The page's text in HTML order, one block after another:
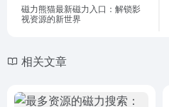
磁力熊猫最新磁力入口：解锁影
视资源的新世界
相关文章